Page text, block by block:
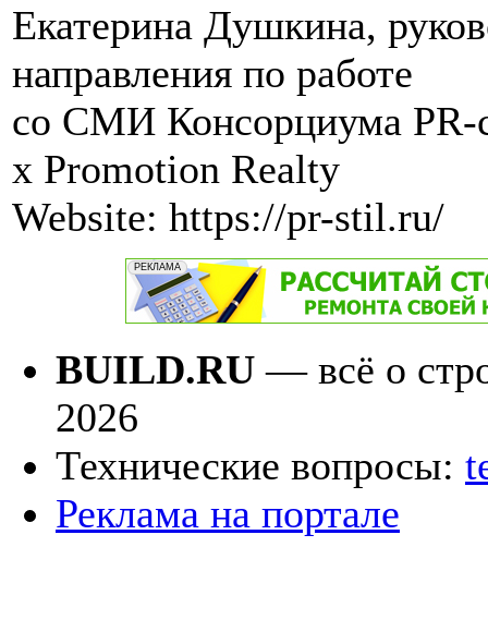
Екатерина Душкина,
направления по работе
со СМИ Консорциума PR-
х Promotion Realty
Website: https://pr-stil.ru/
BUILD.RU — всё о
2026
Технические вопросы:
Реклама на портале